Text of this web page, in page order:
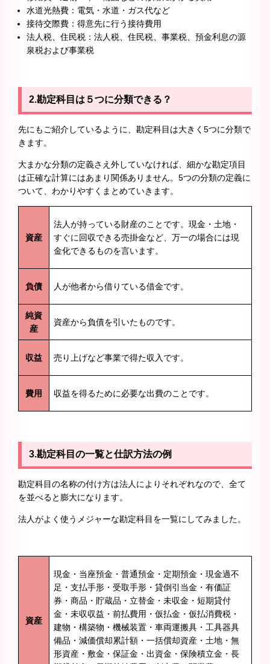
水道光熱費：電気・水道・ガス代など
接待交際費：得意先に行う接待費用
法人税、住民税：法人税、住民税、事業税、預金利息の源
泉税および事業税
2.勘定科目は５つに分類できる？
先にもご紹介しているように、勘定科目は大きく5つに分類で
きます。
大まかな分類の定義さえ外していなければ、細かな勘定項目
は正確な計算にはあまり関係ありません。5つの分類の定義に
ついて、わかりやすくまとめていきます。
資産
法人が持っている財産のことです。現金・土地・
すぐに回収できる売掛金など、万一の場合には現
金化できるものを言います。
負債 人が他者から借りている借金です。
純資
産
資産から負債を引いたものです。
収益 売り上げなど事業で得た収入です。
費用 収益を得るために必要な出費のことです。
3.勘定科目の一覧と仕訳方法の例
勘定科目の名称の付け方は法人によりそれぞれなので、全て
を並べると膨大になります。
法人がよく使うメジャーな勘定科目を一覧にしてみました。
資産
現金・当座預金・普通預金・定期預金・現金過不
足・支払手形・受取手形・貸倒引当金・有価証
券・商品・貯蔵品・立替金・未収金・短期貸付
金・未収収益・前払費用・仮払金・仮払消費税・
建物・構築物・機械装置・車両運搬具・工具器具
備品・減価償却累計額・一括償却資産・土地・無
形資産・敷金・保証金・出資金・保険積立金・長